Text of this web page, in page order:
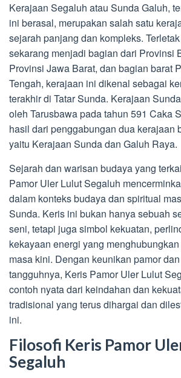
Kerajaan Segaluh atau Sunda Galuh,
ini berasal, merupakan salah satu
sejarah panjang dan kompleks.
sekarang menjadi bagian dari Provinsi
Provinsi Jawa Barat, dan bagian barat
Tengah, kerajaan ini dikenal sebagai
terakhir di Tatar Sunda. Kerajaan
oleh Tarusbawa pada tahun 591 Caka
hasil dari penggabungan dua kerajaan
yaitu Kerajaan Sunda dan Galuh Raya.
Sejarah dan warisan budaya yang
Pamor Uler Lulut Segaluh
dalam konteks budaya dan spiritual
Sunda. Keris ini bukan hanya sebuah
seni, tetapi juga simbol kekuatan,
kekayaan energi yang
masa kini. Dengan keunikan pamor
tangguhnya, Keris Pamor Uler Lulut
contoh nyata dari keindahan dan
tradisional yang terus dihargai dan
ini.
Filosofi Keris Pamor
Segaluh